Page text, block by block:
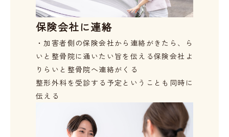
保険会社に連絡
・加害者側の保険会社から連絡がきたら、ら
いと整骨院に通いたい旨を伝える保険会社よ
りらいと整骨院へ連絡がくる
整形外科を受診する予定ということも同時に
伝える